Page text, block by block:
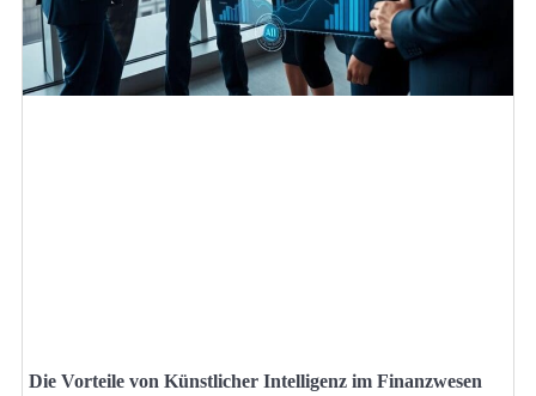
Die Vorteile von Künstlicher Intelligenz im Finanzwesen